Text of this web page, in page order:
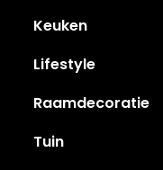
Keuken
Lifestyle
Raamdecoratie
Tuin